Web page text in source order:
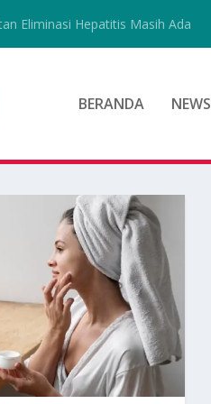
Eliminasi Hepatitis Masih Ada
BERANDA NEWS